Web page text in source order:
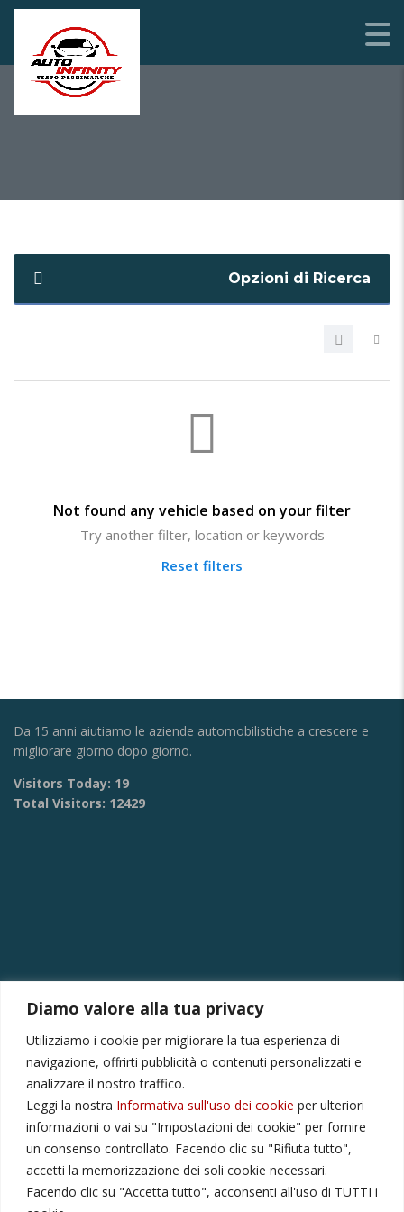
Diamo valore alla tua privacy
Utilizziamo i cookie per migliorare la tua esperienza di
navigazione, offrirti pubblicità o contenuti personalizzati e
analizzare il nostro traffico.
Leggi la nostra Informativa sull'uso dei cookie per ulteriori
informazioni o vai su "Impostazioni dei cookie" per fornire
un consenso controllato. Facendo clic su "Rifiuta tutto",
accetti la memorizzazione dei soli cookie necessari.
Facendo clic su "Accetta tutto", acconsenti all'uso di TUTTI i
2 / 2019
Opzioni di Ricerca
Not found any vehicle based on your filter
Try another filter, location or keywords
Reset filters
Da 15 anni aiutiamo le aziende automobilistiche a crescere e
migliorare giorno dopo giorno.
Visitors Today: 19
Total Visitors: 12429
Via Provinciale Montagna Spaccata 228/H Napoli
Raffaele +39 3282694809
r.colamussi@gmail.com
Dal lunedì al venerdì 9:00 13:30 16:00 19:00
Il sabato 9:00 13:30